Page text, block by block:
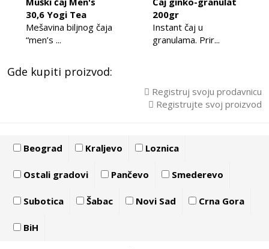
30,6 Yogi Tea
Mešavina biljnog čaja
“men’s ...
200gr
Instant čaj u
granulama. Prir...
Gde kupiti proizvod:
Registruj svoju prodavnicu
Registrujte svoj proizvod
Beograd Kraljevo Loznica
Ostali gradovi Pančevo Smederevo
Subotica Šabac Novi Sad Crna Gora
BiH